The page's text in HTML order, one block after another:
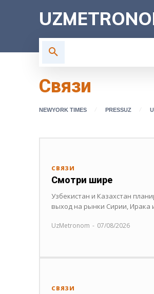
Связи
NEWYORK TIMES PRESSUZ
СВЯЗИ
Смотри шире
Узбекистан и Казахстан
выход на рынки Сирии, Ирака
UzMetronom - 07/08/2026
СВЯЗИ